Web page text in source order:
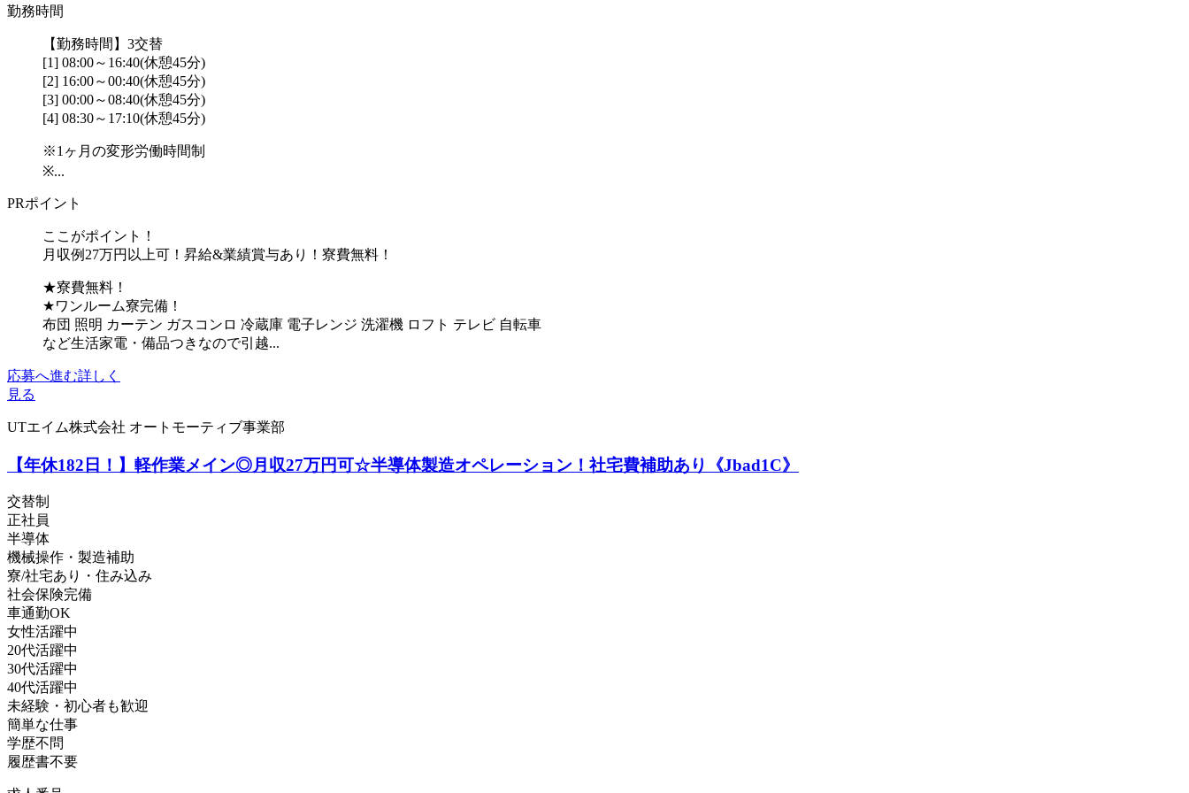
勤務時間
【勤務時間】3交替
[1] 08:00～16:40(休憩45分)
[2] 16:00～00:40(休憩45分)
[3] 00:00～08:40(休憩45分)
[4] 08:30～17:10(休憩45分)
※1ヶ月の変形労働時間制
※...
PRポイント
ここがポイント！
月収例27万円以上可！昇給&業績賞与あり！寮費無料！
★寮費無料！
★ワンルーム寮完備！
布団 照明 カーテン ガスコンロ 冷蔵庫 電子レンジ 洗濯機 ロフト テレビ 自転車
など生活家電・備品つきなので引越...
応募へ進む詳しく
見る
UTエイム株式会社 オートモーティブ事業部
【年休182日！】軽作業メイン◎月収27万円可☆半導体製造オペレーション！社宅費補助あり《Jbad1C》
交替制
正社員
半導体
機械操作・製造補助
寮/社宅あり・住み込み
社会保険完備
車通勤OK
女性活躍中
20代活躍中
30代活躍中
40代活躍中
未経験・初心者も歓迎
簡単な仕事
学歴不問
履歴書不要